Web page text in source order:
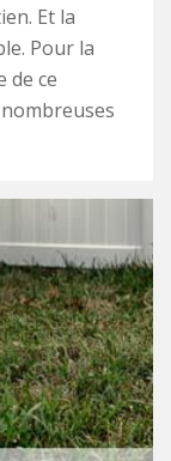
Et la
Pour la
de ce